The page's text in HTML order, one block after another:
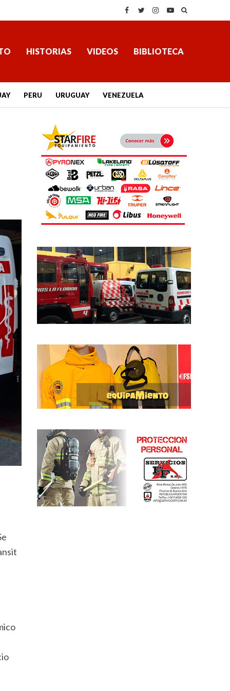
HISTORIAS VIDEOS BIBLIOTECA
PERU URUGUAY VENEZUELA